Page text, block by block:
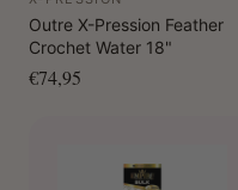
Outre X-Pression Feather
Crochet Water 18"
€74,95